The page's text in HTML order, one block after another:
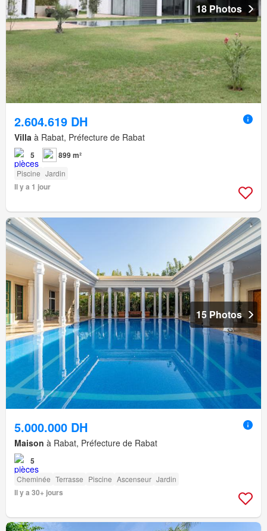
18 Photos
2.604.619 DH
Villa à Rabat, Préfecture de Rabat
5 899 m²
Piscine Jardin
Il y a 1 jour
15 Photos
5.000.000 DH
Maison à Rabat, Préfecture de Rabat
5
Cheminée Terrasse Piscine Ascenseur Jardin
Il y a 30+ jours